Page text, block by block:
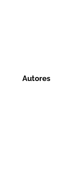
Autores